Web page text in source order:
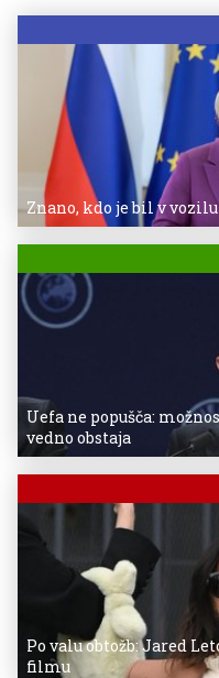
Znano, kdo je bil v
Uefa ne popušča:
vedno obstaja
Po valu obtožb: Jared
filmu